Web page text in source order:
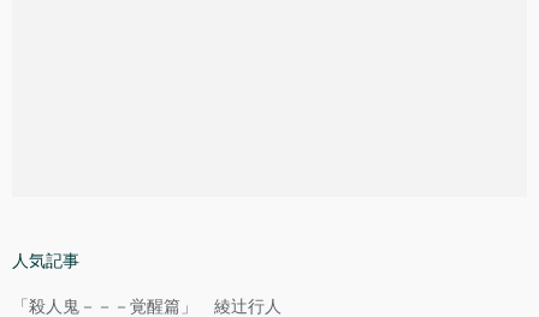
人気記事
「殺人鬼－－－覚醒篇」 綾辻行人